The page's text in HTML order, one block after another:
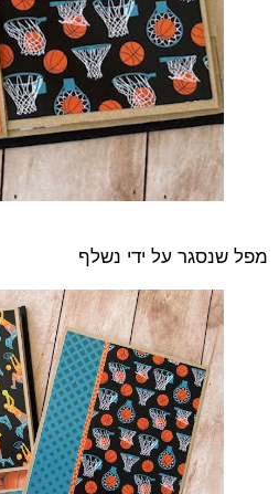
מפל שנסגר על ידי נשלף